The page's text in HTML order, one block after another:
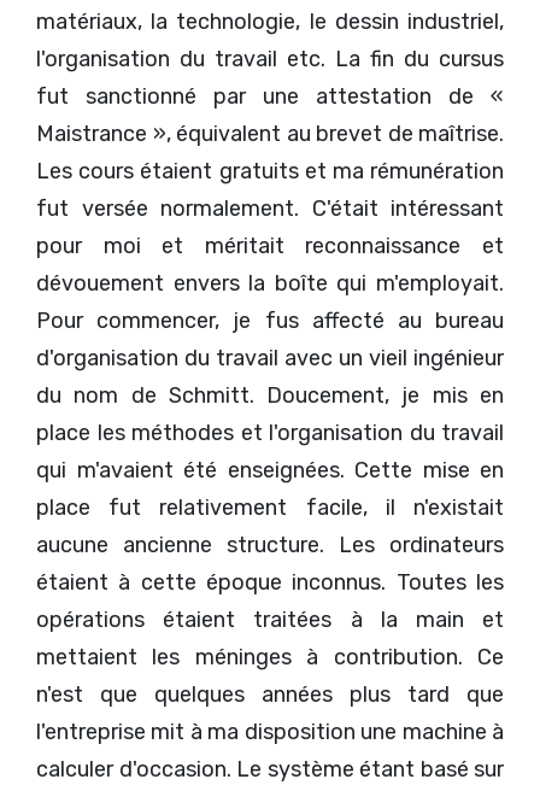
matériaux, la technologie, le dessin industriel,
l'organisation du travail etc. La fin du cursus
fut sanctionné par une attestation de «
Maistrance », équivalent au brevet de maîtrise.
Les cours étaient gratuits et ma rémunération
fut versée normalement. C'était intéressant
pour moi et méritait reconnaissance et
dévouement envers la boîte qui m'employait.
Pour commencer, je fus affecté au bureau
d'organisation du travail avec un vieil ingénieur
du nom de Schmitt. Doucement, je mis en
place les méthodes et l'organisation du travail
qui m'avaient été enseignées. Cette mise en
place fut relativement facile, il n'existait
aucune ancienne structure. Les ordinateurs
étaient à cette époque inconnus. Toutes les
opérations étaient traitées à la main et
mettaient les méninges à contribution. Ce
n'est que quelques années plus tard que
l'entreprise mit à ma disposition une machine à
calculer d'occasion. Le système étant basé sur